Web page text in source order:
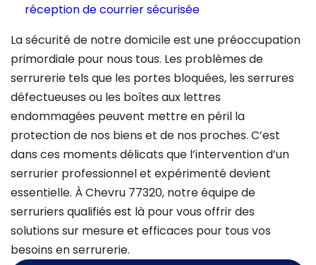
réception de courrier sécurisée
La sécurité de notre domicile est une préoccupation
primordiale pour nous tous. Les problèmes de
serrurerie tels que les portes bloquées, les serrures
défectueuses ou les boîtes aux lettres
endommagées peuvent mettre en péril la
protection de nos biens et de nos proches. C’est
dans ces moments délicats que l’intervention d’un
serrurier professionnel et expérimenté devient
essentielle. À Chevru 77320, notre équipe de
serruriers qualifiés est là pour vous offrir des
solutions sur mesure et efficaces pour tous vos
besoins en serrurerie.